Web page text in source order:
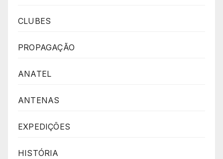
CLUBES
PROPAGAÇÃO
ANATEL
ANTENAS
EXPEDIÇÕES
HISTÓRIA